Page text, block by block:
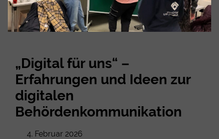
„Digital für uns“ –
Erfahrungen und Ideen zur
digitalen
Behördenkommunikation
4. Februar 2026